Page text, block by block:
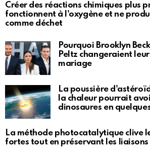
Créer des réactions chimiques plus
fonctionnent à l'oxygène et ne
comme déchet
Pourquoi Brooklyn
Peltz changeraient
mariage
La poussière
la chaleur pourrait
dinosaures en
La méthode photocatalytique clive
fortes tout en préservant les liaisons